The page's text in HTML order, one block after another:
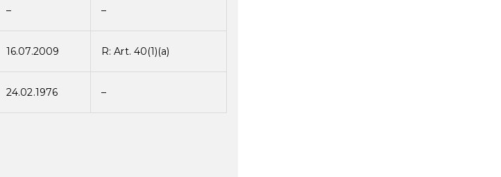
– –
16.07.2009 R: Art. 40(1)(a)
24.02.1976 –